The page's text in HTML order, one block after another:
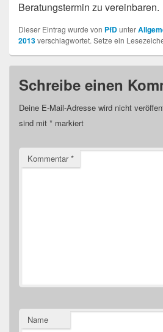
Beratungstermin zu vereinbaren.
Dieser Eintrag wurde von PfDunter
2013verschlagwortet. Setze ein
Schreibe einen
Deine E-Mail-Adresse wird nicht
sind mit * markiert
Kommentar*
Name